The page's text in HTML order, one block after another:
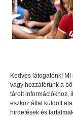
Kedves látogatónk!
vagy hozzáférünk a
tárolt információkhoz,
eszköz által küldött
hirdetések és
GYEREKSZEM